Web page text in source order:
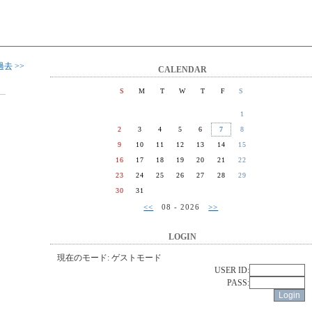
去 >> CALENDAR
S M T W T F S
1
2
3 4 5 6 7
8
9
10 11 12 13 14
15
16
17 18 19 20 21
22
23
24 25 26 27 28
29
30
31
<< 08 - 2026>>
LOGIN
現在のモード: ゲストモード
USER ID:
PASS: